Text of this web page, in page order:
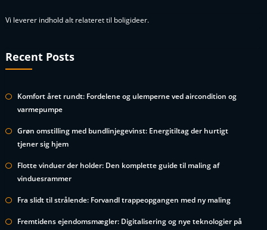
Vi leverer indhold alt relateret til boligideer.
Recent Posts
Komfort året rundt: Fordelene og ulemperne ved aircondition og
varmepumpe
Grøn omstilling med bundlinjegevinst: Energitiltag der hurtigt
tjener sig hjem
Flotte vinduer der holder: Den komplette guide til maling af
vinduesrammer
Fra slidt til strålende: Forvandl trappeopgangen med ny maling
Fremtidens ejendomsmægler: Digitalisering og nye teknologier på